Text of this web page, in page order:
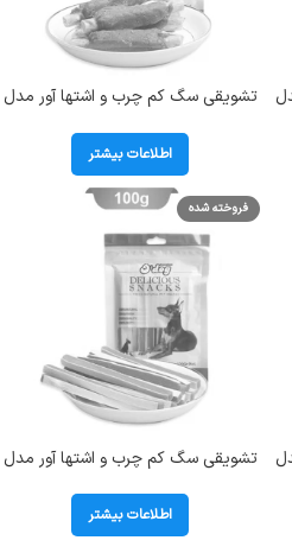
تشویقی سگ کم چرب و اشتها آور مدل
اطلاعات بیشتر
فروخته شده
تشویقی سگ کم چرب و اشتها آور مدل
گرم
اطلاعات بیشتر